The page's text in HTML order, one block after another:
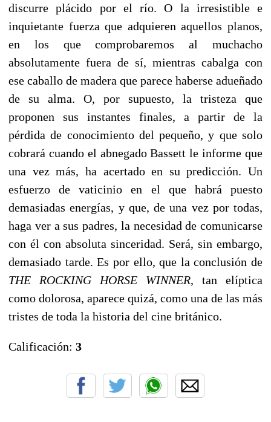
discurre plácido por el río. O la irresistible e
inquietante fuerza que adquieren aquellos planos,
en los que comprobaremos al muchacho
absolutamente fuera de sí, mientras cabalga con
ese caballo de madera que parece haberse adueñado
de su alma. O, por supuesto, la tristeza que
proponen sus instantes finales, a partir de la
pérdida de conocimiento del pequeño, y que solo
cobrará cuando el abnegado Bassett le informe que
una vez más, ha acertado en su predicción. Un
esfuerzo de vaticinio en el que habrá puesto
demasiadas energías, y que, de una vez por todas,
haga ver a sus padres, la necesidad de comunicarse
con él con absoluta sinceridad. Será, sin embargo,
demasiado tarde. Es por ello, que la conclusión de
THE ROCKING HORSE WINNER, tan elíptica
como dolorosa, aparece quizá, como una de las más
tristes de toda la historia del cine británico.
Calificación: 3